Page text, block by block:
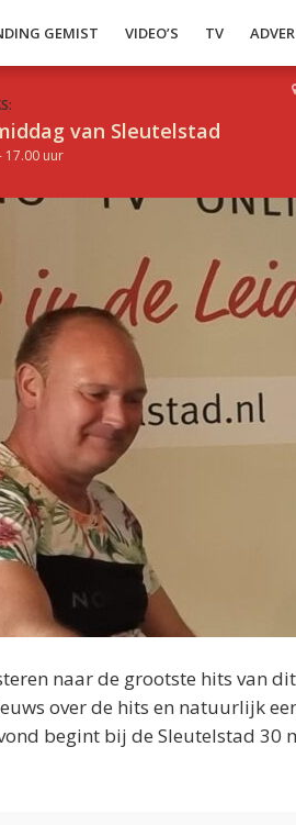
GEMIST VIDEO’S TV
van Sleutelstad
17.00 uur
naar de grootste hits van
over de hits en natuurlijk
begint bij de Sleutelstad 30